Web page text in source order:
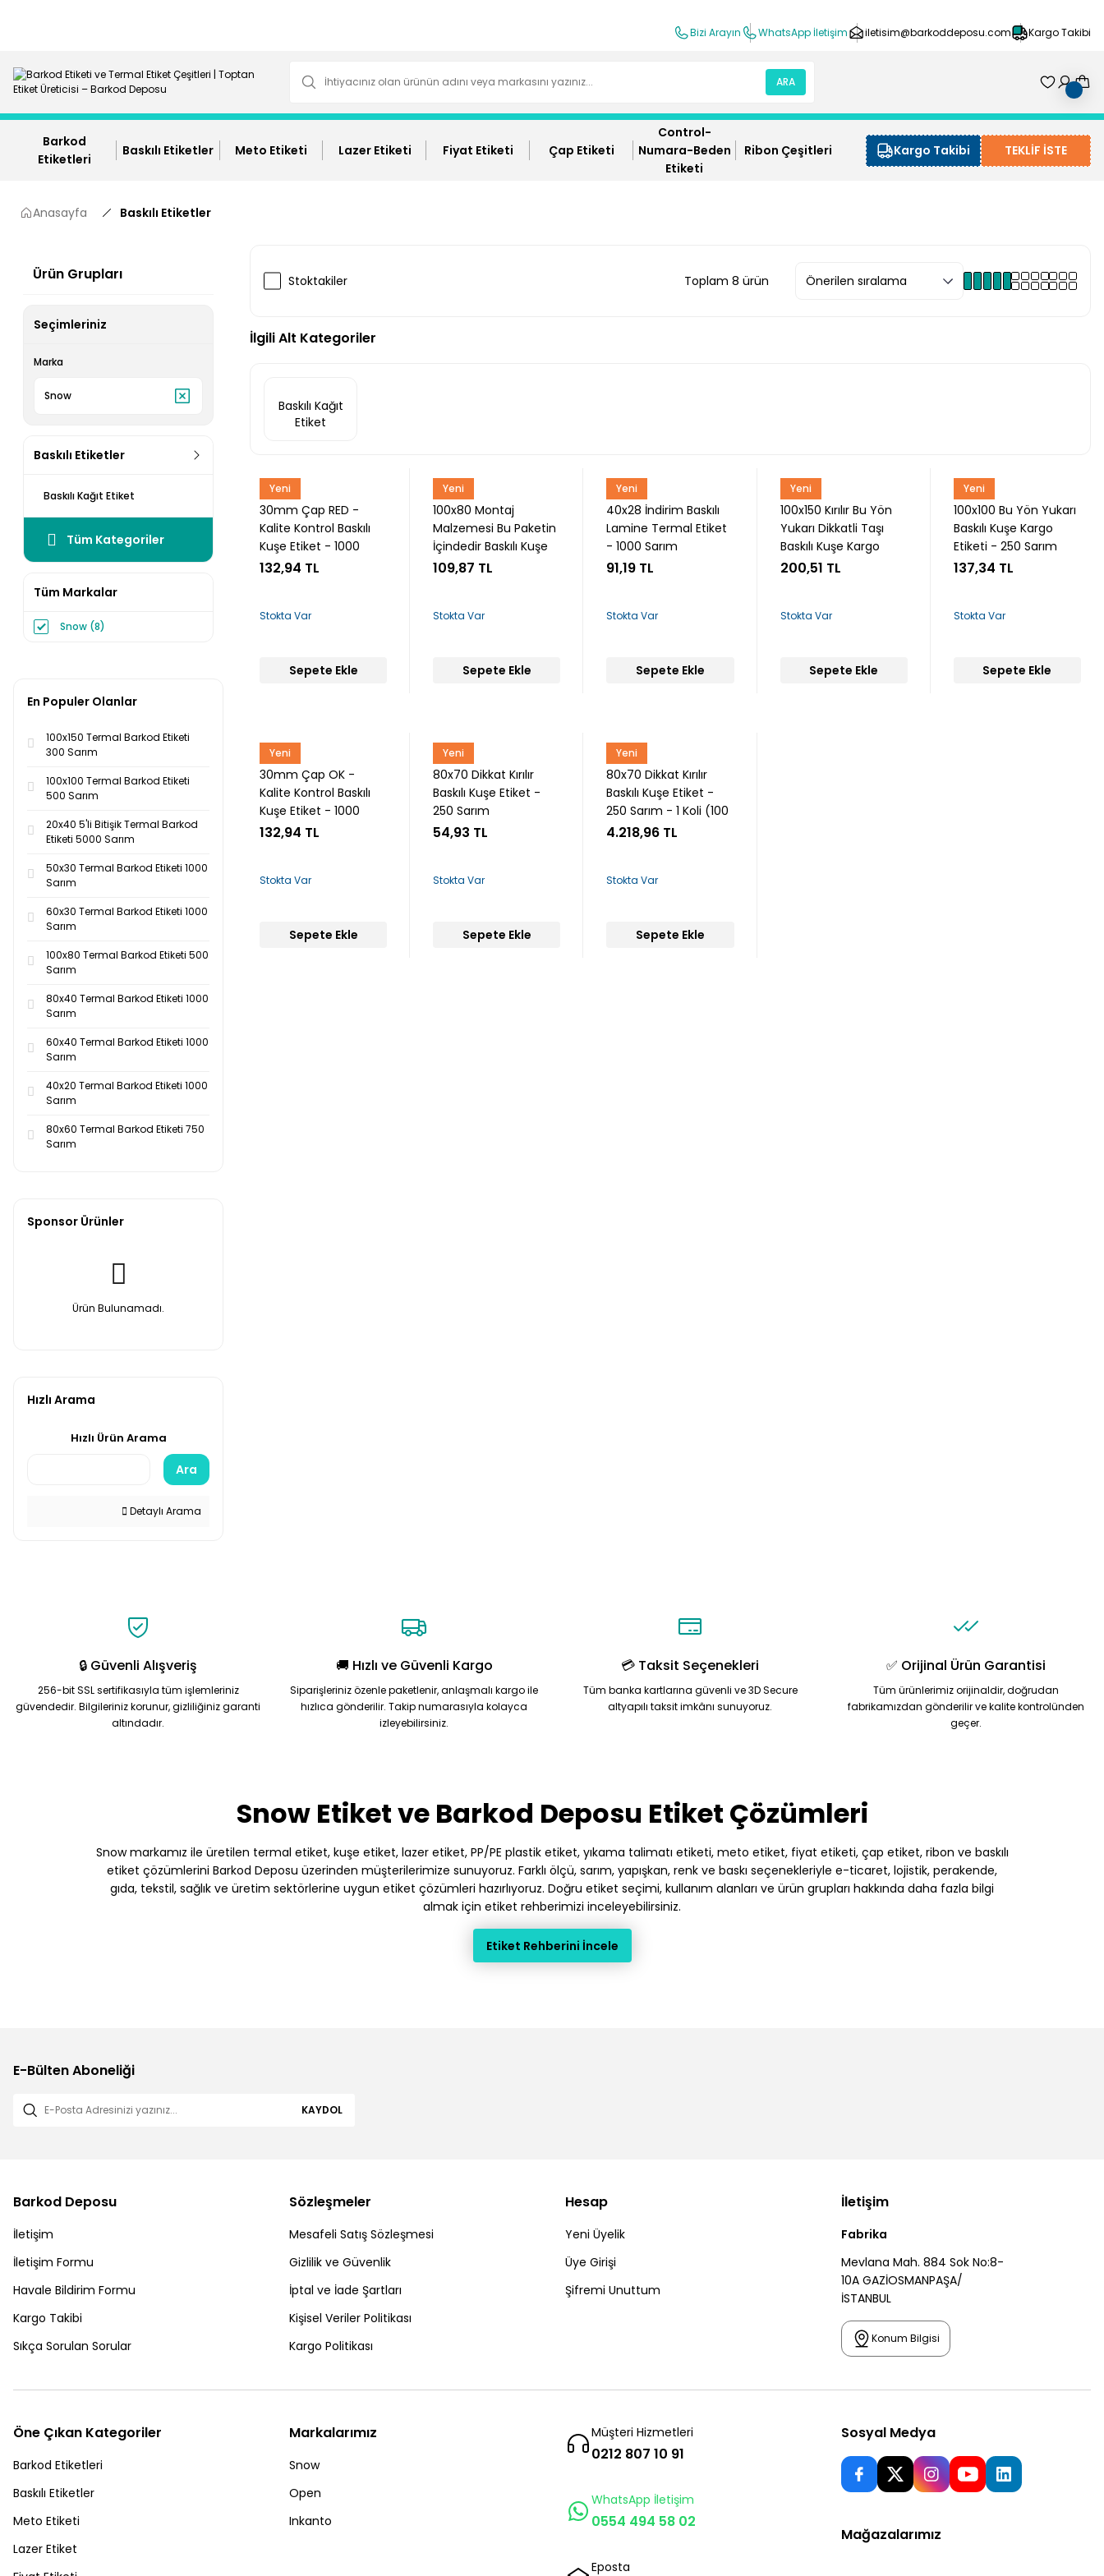
Bizi Arayın WhatsApp İletişim iletisim@barkoddeposu.com Kargo Takibi
ARA
Barkod
Etiketleri
Baskılı Etiketler Meto Etiketi Lazer Etiketi Fiyat Etiketi Çap Etiketi
Control-
Numara-Beden
Etiketi
Ribon Çeşitleri Kargo Takibi TEKLİF İSTE
Anasayfa Baskılı Etiketler
Ürün Grupları
Seçimleriniz
Marka
Snow
Baskılı Etiketler
Baskılı Kağıt Etiket
Tüm Kategoriler
Tüm Markalar
Snow (8)
En Populer Olanlar
100x150 Termal Barkod Etiketi
300 Sarım
100x100 Termal Barkod Etiketi
500 Sarım
20x40 5'li Bitişik Termal Barkod
Etiketi 5000 Sarım
50x30 Termal Barkod Etiketi 1000
Sarım
60x30 Termal Barkod Etiketi 1000
Sarım
100x80 Termal Barkod Etiketi 500
Sarım
80x40 Termal Barkod Etiketi 1000
Sarım
60x40 Termal Barkod Etiketi 1000
Sarım
40x20 Termal Barkod Etiketi 1000
Sarım
80x60 Termal Barkod Etiketi 750
Sarım
Sponsor Ürünler
Ürün Bulunamadı.
Hızlı Arama
Hızlı Ürün Arama
Ara
Detaylı Arama
Stoktakiler Toplam 8 ürün
İlgili Alt Kategoriler
Baskılı Kağıt
Etiket
Yeni
Snow
30mm Çap RED -
Kalite Kontrol Baskılı
Kuşe Etiket - 1000
Sarım
132,94 TL
Stokta Var
Sepete Ekle
Yeni
Snow
100x80 Montaj
Malzemesi Bu Paketin
İçindedir Baskılı Kuşe
Etiket - 250 Sarım
109,87 TL
Stokta Var
Sepete Ekle
Yeni
Snow
40x28 İndirim Baskılı
Lamine Termal Etiket
- 1000 Sarım
91,19 TL
Stokta Var
Sepete Ekle
Yeni
Snow
100x150 Kırılır Bu Yön
Yukarı Dikkatli Taşı
Baskılı Kuşe Kargo
Etiketi - 250 Sarım
200,51 TL
Stokta Var
Sepete Ekle
Yeni
Snow
100x100 Bu Yön Yukarı
Baskılı Kuşe Kargo
Etiketi - 250 Sarım
137,34 TL
Stokta Var
Sepete Ekle
Yeni
Snow
30mm Çap OK -
Kalite Kontrol Baskılı
Kuşe Etiket - 1000
Sarım
132,94 TL
Stokta Var
Sepete Ekle
Yeni
Snow
80x70 Dikkat Kırılır
Baskılı Kuşe Etiket -
250 Sarım
54,93 TL
Stokta Var
Sepete Ekle
Yeni
Snow
80x70 Dikkat Kırılır
Baskılı Kuşe Etiket -
250 Sarım - 1 Koli (100
Rulo)
4.218,96 TL
Stokta Var
Sepete Ekle
🔒 Güvenli Alışveriş
256-bit SSL sertifikasıyla tüm işlemleriniz
güvendedir. Bilgileriniz korunur, gizliliğiniz garanti
altındadır.
🚚 Hızlı ve Güvenli Kargo
Siparişleriniz özenle paketlenir, anlaşmalı kargo ile
hızlıca gönderilir. Takip numarasıyla kolayca
izleyebilirsiniz.
💳 Taksit Seçenekleri
Tüm banka kartlarına güvenli ve 3D Secure
altyapılı taksit imkânı sunuyoruz.
✅ Orijinal Ürün Garantisi
Tüm ürünlerimiz orijinaldir, doğrudan
fabrikamızdan gönderilir ve kalite kontrolünden
geçer.
Snow Etiket ve Barkod Deposu Etiket Çözümleri
Snow markamız ile üretilen termal etiket, kuşe etiket, lazer etiket, PP/PE plastik etiket, yıkama talimatı etiketi, meto etiket, fiyat etiketi, çap etiket, ribon ve baskılı
etiket çözümlerini Barkod Deposu üzerinden müşterilerimize sunuyoruz. Farklı ölçü, sarım, yapışkan, renk ve baskı seçenekleriyle e-ticaret, lojistik, perakende,
gıda, tekstil, sağlık ve üretim sektörlerine uygun etiket çözümleri hazırlıyoruz. Doğru etiket seçimi, kullanım alanları ve ürün grupları hakkında daha fazla bilgi
almak için etiket rehberimizi inceleyebilirsiniz.
Etiket Rehberini İncele
E-Bülten Aboneliği
KAYDOL
Barkod Deposu
İletişim
İletişim Formu
Havale Bildirim Formu
Kargo Takibi
Sıkça Sorulan Sorular
Sözleşmeler
Mesafeli Satış Sözleşmesi
Gizlilik ve Güvenlik
İptal ve İade Şartları
Kişisel Veriler Politikası
Kargo Politikası
Hesap
Yeni Üyelik
Üye Girişi
Şifremi Unuttum
İletişim
Fabrika
Mevlana Mah. 884 Sok No:8-
10A GAZİOSMANPAŞA/
İSTANBUL
Konum Bilgisi
Öne Çıkan Kategoriler
Barkod Etiketleri
Baskılı Etiketler
Meto Etiketi
Lazer Etiket
Markalarımız
Snow
Open
Inkanto
Müşteri Hizmetleri
0212 807 10 91
WhatsApp İletişim
0554 494 58 02
Eposta
Sosyal Medya
Mağazalarımız